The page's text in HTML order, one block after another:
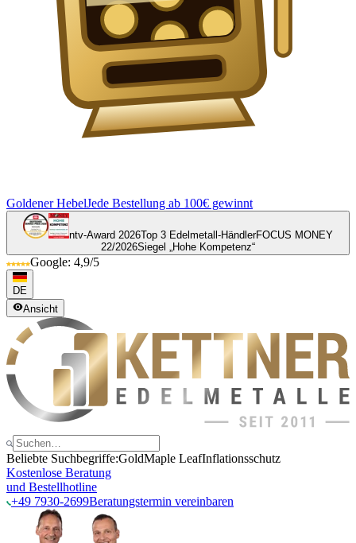
Goldener HebelJede Bestellung ab 100€ gewinnt
ntv-Award 2026Top 3 Edelmetall-HändlerFOCUS MONEY
22/2026Siegel „Hohe Kompetenz“
Google: 4,9/5
DE
Ansicht
Beliebte Suchbegriffe:GoldMaple LeafInflationsschutz
Kostenlose Beratung
und Bestellhotline
+49 7930-2699Beratungstermin vereinbaren